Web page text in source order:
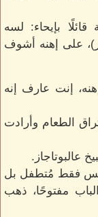
بإيحاء: لسه
على إهنه أشوف
إنت عارف إنه
الطعام وأرادت
عالبوتاجاز.
فقط مُتطفل بل
مفتوحًا، ذهب